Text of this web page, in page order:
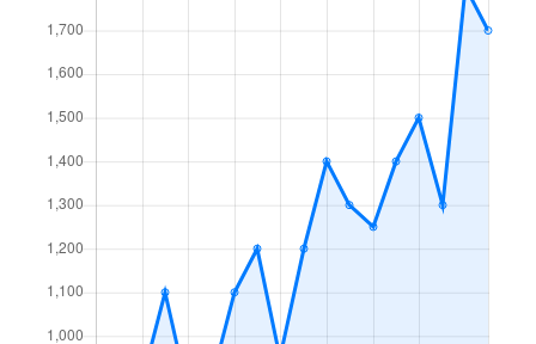
月寒東１条
徒歩
月寒東１条
2,100万円 福住
月寒東１条
福住
月寒東１条
3,400万円 福住
月寒東１条
3,500万円